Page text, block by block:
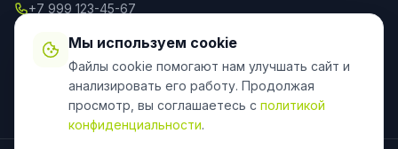
+7 999 123-45-67
info@an-partner.ru
Пн–Пт: 9:00–20:00, Сб–Вс: 10:00–18:00
Мы используем cookie
Файлы cookie помогают нам улучшать сайт и
анализировать его работу. Продолжая
просмотр, вы соглашаетесь с политикой
конфиденциальности.